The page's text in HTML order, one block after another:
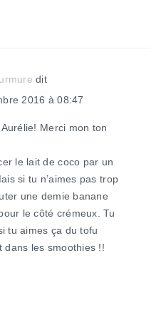
dit
2016 à 08:47
Merci mon ton
le lait de coco par un
si tu n’aimes pas trop
une demie banane
le côté crémeux. Tu
tu aimes ça du tofu
dans les smoothies !!